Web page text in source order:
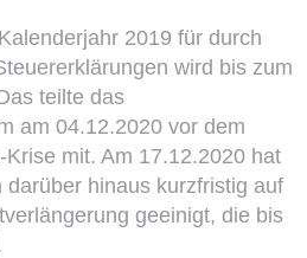
2019 für durch
wird bis zum
teilte das
am 04.12.2020 vor dem
mit. Am 17.12.2020 hat
hinaus kurzfristig auf
geeinigt, die bis